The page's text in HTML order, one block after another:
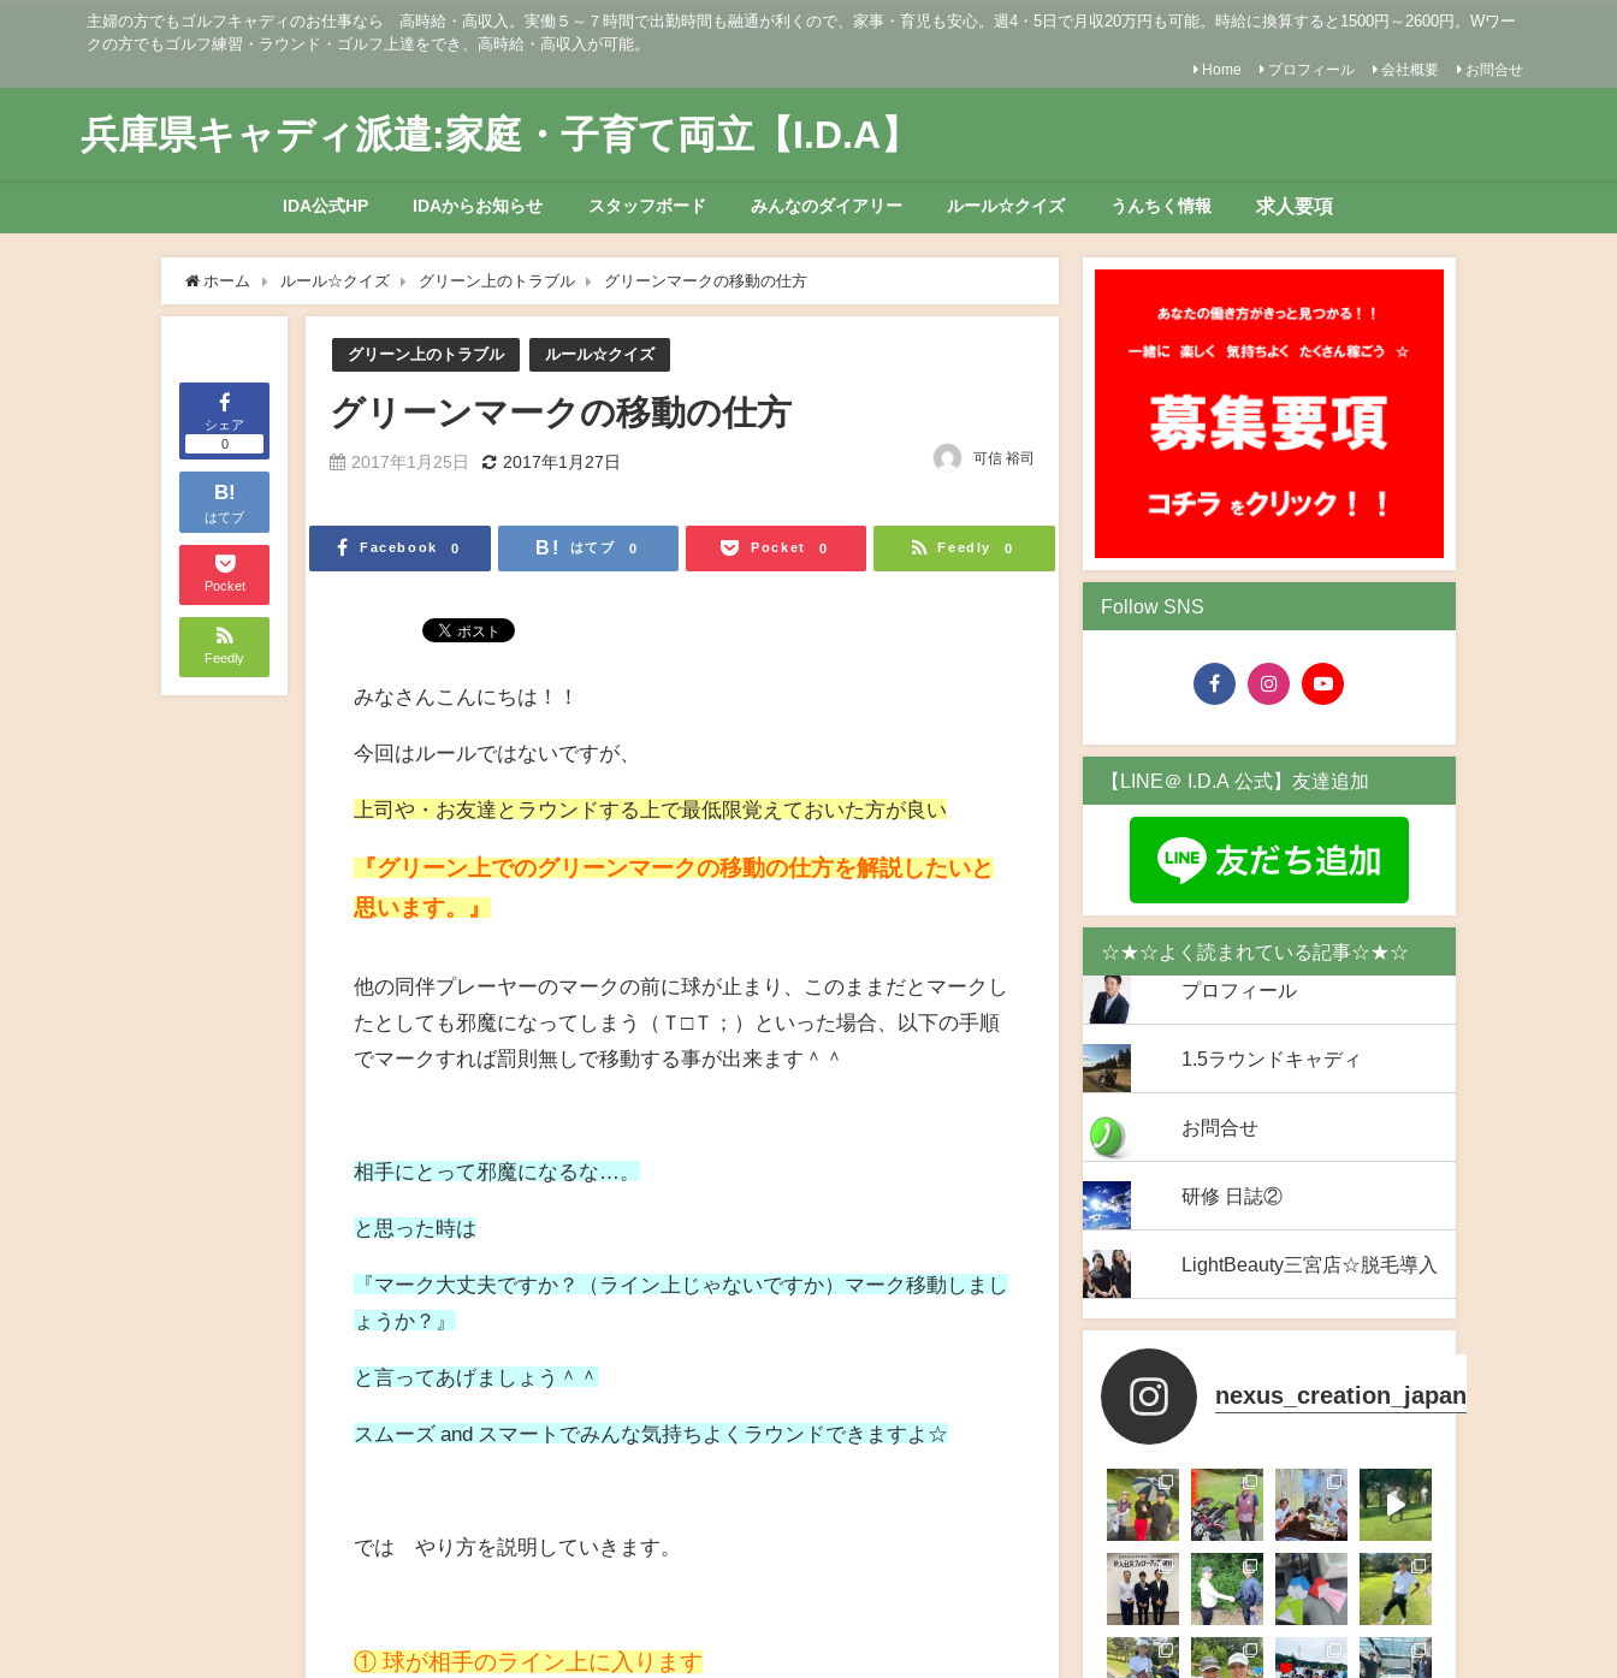
主婦の方でもゴルフキャディのお仕事なら 高時給・高収入。実働５～７時間で出勤時間も融通が利くので、家事・育児も安心。週4・5日で月収20万円も可能。時給に換算すると1500円～2600円。Wワー
クの方でもゴルフ練習・ラウンド・ゴルフ上達をでき、高時給・高収入が可能。
Home プロフィール 会社概要 お問合せ
兵庫県キャディ派遣:家庭・子育て両立【I.D.A】
IDA公式HP IDAからお知らせ スタッフボード みんなのダイアリー ルール☆クイズ うんちく情報 求人要項
ホーム ルール☆クイズ グリーン上のトラブル グリーンマークの移動の仕方
シェア
0
B!
はてブ
Pocket
Feedly
グリーン上のトラブル ルール☆クイズ
グリーンマークの移動の仕方
2017年1月25日 2017年1月27日 可信 裕司
Facebook 0 はてブ 0 Pocket 0 Feedly 0
みなさんこんにちは！！
今回はルールではないですが、
上司や・お友達とラウンドする上で最低限覚えておいた方が良い
『グリーン上でのグリーンマークの移動の仕方を解説したいと
思います。』
他の同伴プレーヤーのマークの前に球が止まり、このままだとマークし
たとしても邪魔になってしまう（Ｔ□Ｔ；）といった場合、以下の手順
でマークすれば罰則無しで移動する事が出来ます＾＾
相手にとって邪魔になるな…。
と思った時は
『マーク大丈夫ですか？（ライン上じゃないですか）マーク移動しまし
ょうか？』
と言ってあげましょう＾＾
スムーズ and スマートでみんな気持ちよくラウンドできますよ☆
では やり方を説明していきます。
① 球が相手のライン上に入ります
Follow SNS
【LINE＠ I.D.A 公式】友達追加
☆★☆よく読まれている記事☆★☆
プロフィール
1.5ラウンドキャディ
お問合せ
研修 日誌②
LightBeauty三宮店☆脱毛導入
nexus_creation_japan